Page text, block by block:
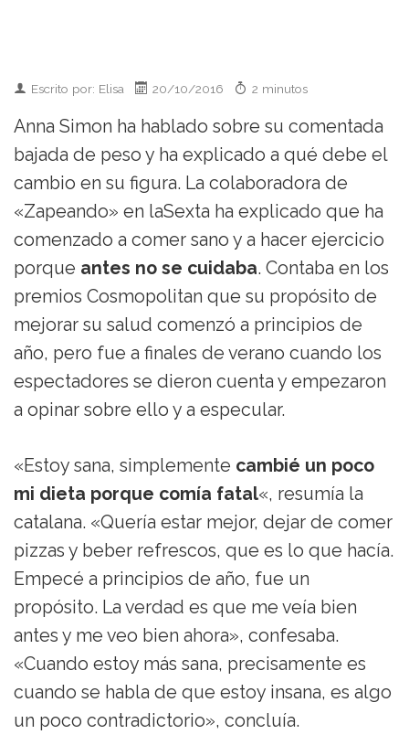
Escrito por: Elisa 20/10/2016 2 minutos
Anna Simon ha hablado sobre su comentada
bajada de peso y ha explicado a qué debe el
cambio en su figura. La colaboradora de
«Zapeando» en laSexta ha explicado que ha
comenzado a comer sano y a hacer ejercicio
porque antes no se cuidaba. Contaba en los
premios Cosmopolitan que su propósito de
mejorar su salud comenzó a principios de
año, pero fue a finales de verano cuando los
espectadores se dieron cuenta y empezaron
a opinar sobre ello y a especular.
«Estoy sana, simplemente cambié un poco
mi dieta porque comía fatal«, resumía la
catalana. «Quería estar mejor, dejar de comer
pizzas y beber refrescos, que es lo que hacía.
Empecé a principios de año, fue un
propósito. La verdad es que me veía bien
antes y me veo bien ahora», confesaba.
«Cuando estoy más sana, precisamente es
cuando se habla de que estoy insana, es algo
un poco contradictorio», concluía.